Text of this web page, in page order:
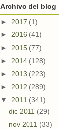
Archivo del blog
► 2017 (1)
► 2016 (41)
► 2015 (77)
► 2014 (128)
► 2013 (223)
► 2012 (289)
▼ 2011 (341)
dic 2011 (29)
nov 2011 (33)